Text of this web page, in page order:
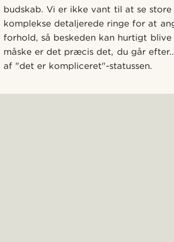
budskab. Vi er ikke vant til at se
komplekse detaljerede ringe for at
forhold, så beskeden kan hurtigt
måske er det præcis det, du går
af "det er kompliceret"-statussen.